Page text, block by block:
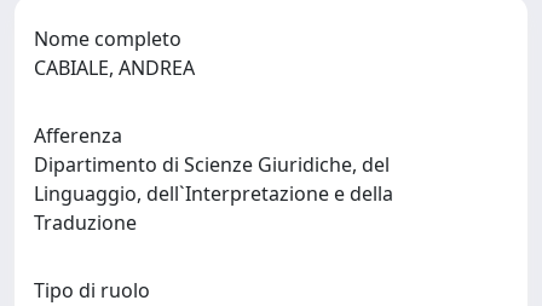
Nome completo
CABIALE, ANDREA
Afferenza
Dipartimento di Scienze Giuridiche, del
Linguaggio, dell`Interpretazione e della
Traduzione
Tipo di ruolo